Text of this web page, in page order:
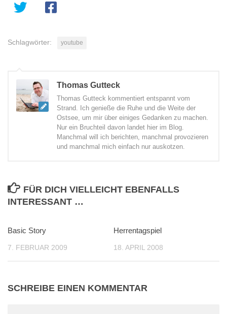
Schlagwörter: youtube
Thomas Gutteck
Thomas Gutteck kommentiert entspannt vom
Strand. Ich genieße die Ruhe und die Weite der
Ostsee, um mir über einiges Gedanken zu machen.
Nur ein Bruchteil davon landet hier im Blog.
Manchmal will ich berichten, manchmal provozieren
und manchmal mich einfach nur auskotzen.
FÜR DICH VIELLEICHT EBENFALLS
INTERESSANT …
Basic Story
7. FEBRUAR 2009
Herrentagspiel
18. APRIL 2008
SCHREIBE EINEN KOMMENTAR